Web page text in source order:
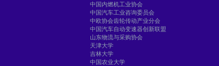
中国内燃机工业协会
中国汽车工业咨询委员会
中欧协会齿轮传动产业分会
中国汽车自动变速器创新联盟
山东物流与采购协会
天津大学
吉林大学
中国农业大学